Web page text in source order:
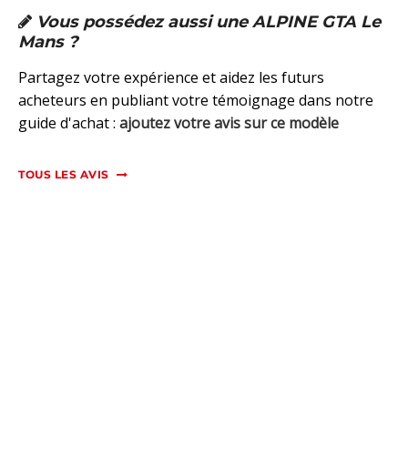
Vous possédez aussi une ALPINE GTA Le
Mans ?
Partagez votre expérience et aidez les futurs
acheteurs en publiant votre témoignage dans notre
guide d'achat : ajoutez votre avis sur ce modèle
TOUS LES AVIS